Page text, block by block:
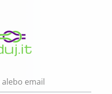
Prihlásenie do
Preskočiť na vytvorenie nového
Používateľské meno alebo email